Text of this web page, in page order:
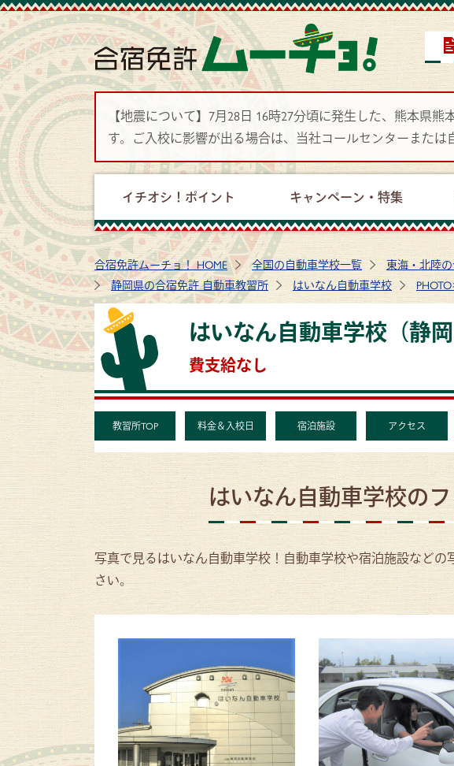
【地震について】7月28日 16時27分頃に発生した、熊本県
す。ご入校に影響が出る場合は、当社コールセンターまたは
イチオシ！ポイント キャンペーン・特集
合宿免許ムーチョ！ HOME 全国の自動車学校一覧
東海・北陸
静岡県の合宿免許 自動車教習所
はいなん自動車学校
はいなん自動車学校（静岡
費支給なし
教習所TOP 料金＆入校日 宿泊施設 アクセス
はいなん自動車学校の
写真で見るはいなん自動車学校！自動車学校や宿泊施設など
さい。